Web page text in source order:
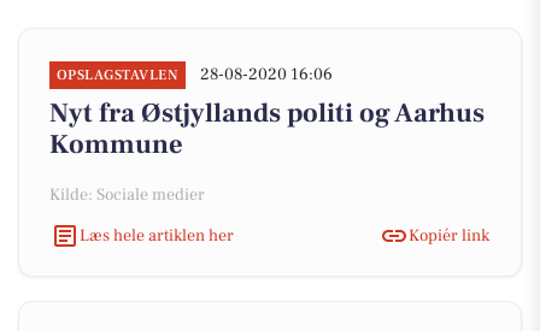
OPSLAGSTAVLEN 28-08-2020 16:06
Nyt fra Østjyllands politi og Aarhus
Kommune
Kilde: Sociale medier
Læs hele artiklen her
Kopiér link